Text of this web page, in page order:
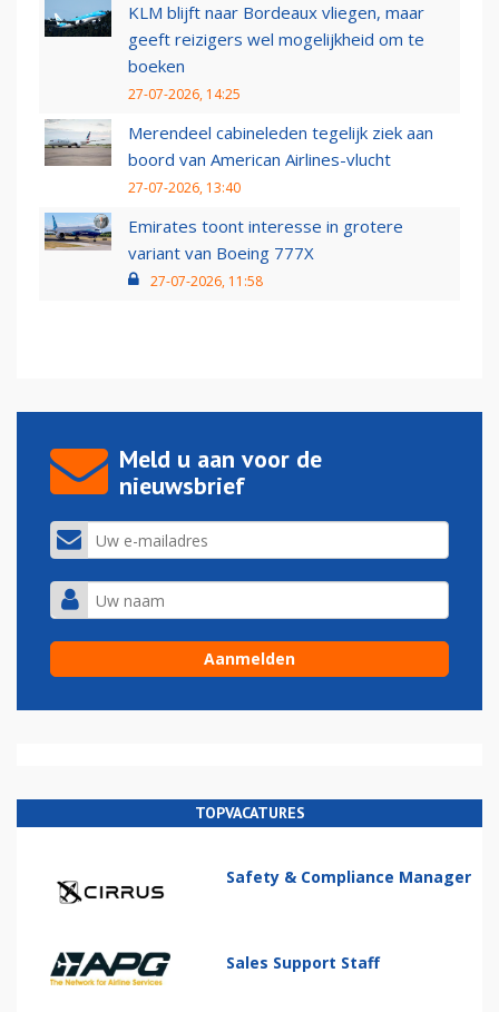
KLM blijft naar Bordeaux vliegen, maar
geeft reizigers wel mogelijkheid om te
boeken
27-07-2026, 14:25
Merendeel cabineleden tegelijk ziek aan
boord van American Airlines-vlucht
27-07-2026, 13:40
Emirates toont interesse in grotere
variant van Boeing 777X
27-07-2026, 11:58
Meld u aan voor de
nieuwsbrief
TOPVACATURES
Safety & Compliance Manager
Sales Support Staff